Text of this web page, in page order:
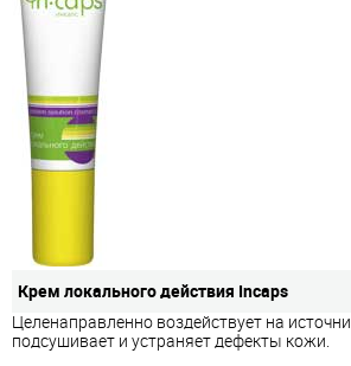
Крем локального действия Incaps
Целенаправленно воздействует на
подсушивает и устраняет дефекты кожи.